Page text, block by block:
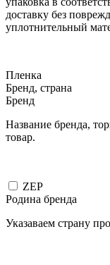
доставку без
уплотнительный
Пленка
Бренд, страна
Бренд
Название бренда,
товар.
ZEP
Родина бренда
Указаваем страну